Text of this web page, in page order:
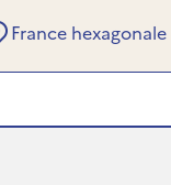
France hexagonale
nouvelle
une
dans une
dans
en